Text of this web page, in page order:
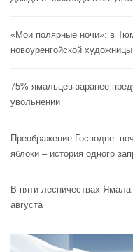
«Мои полярные ночи»: в
новоуренгойской художницы
75% ямальцев заранее
увольнении
Преображение Господне:
яблоки – история одного
В пяти лесничествах
августа